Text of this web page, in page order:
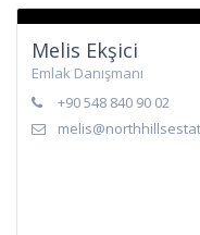
Melis Ekşici
Emlak Danışmanı
+90 548 840 90 02